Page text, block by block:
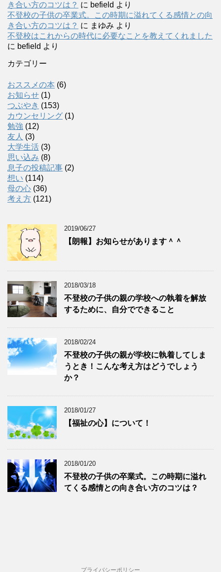
き合い方のコツは？ に befield より
不登校の子供の卒業式。この時期に溢れてくる感情との向
き合い方のコツは？ に まゆみ より
不登校はこれからの時代に必要なことを教えてくれました
に befield より
カテゴリー
おススメの本 (6)
お知らせ (1)
つぶやき (153)
カウンセリング (1)
勉強 (12)
友人 (3)
大学生活 (3)
思い込み (8)
息子の投稿記事 (2)
想い (114)
母の心 (36)
考え方 (121)
2019/06/27
【朗報】お知らせがあります＾＾
2018/03/18
不登校の子供の親の学校への執着を解放
するために、自分でできること
2018/02/24
不登校の子供の親が学校に執着してしま
うとき！こんな考え方はどうでしょう
か？
2018/01/27
【福祉の心】について！
2018/01/20
不登校の子供の卒業式。この時期に溢れ
てくる感情との向き合い方のコツは？
プライバシーポリシー